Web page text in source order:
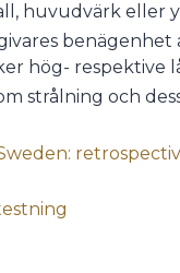
huvudvärk eller
hög- respektive
strålning och